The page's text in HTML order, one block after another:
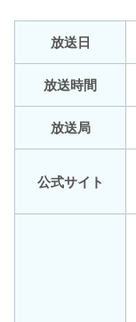
放送日
放送時間
放送局
公式サイト